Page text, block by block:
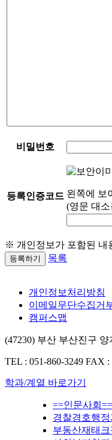
비밀번호
등록인증코드 왼쪽에 보
(영문 대
※ 개인정보가 포함된 내
등록하기 목록
개인정보처리방침
이메일무단수집거
캠퍼스맵
(47230) 부산 부산진구
TEL : 051-860-3249 FAX :
학과/계열 바로가기
==인문사회==
경찰경호행정
부동산재태